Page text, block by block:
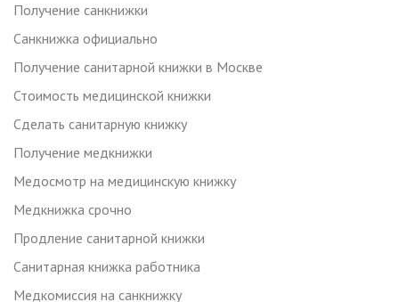
Получение санкнижки
Санкнижка официально
Получение санитарной книжки в Москве
Стоимость медицинской книжки
Сделать санитарную книжку
Получение медкнижки
Медосмотр на медицинскую книжку
Медкнижка срочно
Продление санитарной книжки
Санитарная книжка работника
Медкомиссия на санкнижку